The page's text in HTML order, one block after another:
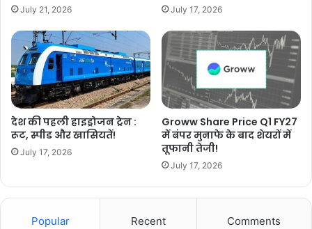
July 21, 2026 July 17, 2026
देश की पहली हाइड्रोजन ट्रेन :
रूट, स्पीड और खासियतें!
July 17, 2026
Groww Share Price Q1 FY27
में बंपर मुनाफे के बाद शेयरों में
तूफानी तेजी!
July 17, 2026
Popular Recent Comments